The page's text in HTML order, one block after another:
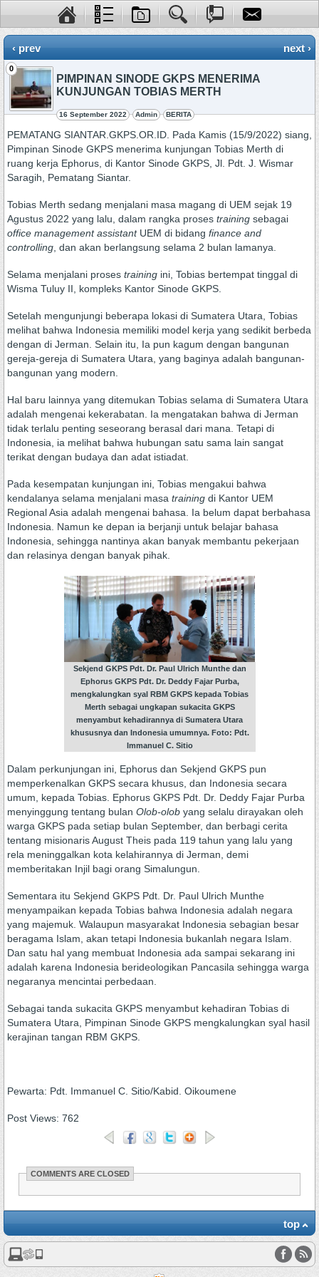
‹ prev next ›
0
PIMPINAN SINODE GKPS MENERIMA
KUNJUNGAN TOBIAS MERTH
16 September 2022 Admin BERITA
PEMATANG SIANTAR.GKPS.OR.ID. Pada Kamis (15/9/2022) siang,
Pimpinan Sinode GKPS menerima kunjungan Tobias Merth di
ruang kerja Ephorus, di Kantor Sinode GKPS, Jl. Pdt. J. Wismar
Saragih, Pematang Siantar.
Tobias Merth sedang menjalani masa magang di UEM sejak 19
Agustus 2022 yang lalu, dalam rangka proses training sebagai
office management assistant UEM di bidang finance and
controlling , dan akan berlangsung selama 2 bulan lamanya.
Selama menjalani proses training ini, Tobias bertempat tinggal di
Wisma Tuluy II, kompleks Kantor Sinode GKPS.
Setelah mengunjungi beberapa lokasi di Sumatera Utara, Tobias
melihat bahwa Indonesia memiliki model kerja yang sedikit berbeda
dengan di Jerman. Selain itu, Ia pun kagum dengan bangunan
gereja-gereja di Sumatera Utara, yang baginya adalah bangunan-
bangunan yang modern.
Hal baru lainnya yang ditemukan Tobias selama di Sumatera Utara
adalah mengenai kekerabatan. Ia mengatakan bahwa di Jerman
tidak terlalu penting seseorang berasal dari mana. Tetapi di
Indonesia, ia melihat bahwa hubungan satu sama lain sangat
terikat dengan budaya dan adat istiadat.
Pada kesempatan kunjungan ini, Tobias mengakui bahwa
kendalanya selama menjalani masa training di Kantor UEM
Regional Asia adalah mengenai bahasa. Ia belum dapat berbahasa
Indonesia. Namun ke depan ia berjanji untuk belajar bahasa
Indonesia, sehingga nantinya akan banyak membantu pekerjaan
dan relasinya dengan banyak pihak.
Sekjend GKPS Pdt. Dr. Paul Ulrich Munthe dan
Ephorus GKPS Pdt. Dr. Deddy Fajar Purba,
mengkalungkan syal RBM GKPS kepada Tobias
Merth sebagai ungkapan sukacita GKPS
menyambut kehadirannya di Sumatera Utara
khususnya dan Indonesia umumnya. Foto: Pdt.
Immanuel C. Sitio
Dalam perkunjungan ini, Ephorus dan Sekjend GKPS pun
memperkenalkan GKPS secara khusus, dan Indonesia secara
umum, kepada Tobias. Ephorus GKPS Pdt. Dr. Deddy Fajar Purba
menyinggung tentang bulan Olob-olob yang selalu dirayakan oleh
warga GKPS pada setiap bulan September, dan berbagi cerita
tentang misionaris August Theis pada 119 tahun yang lalu yang
rela meninggalkan kota kelahirannya di Jerman, demi
memberitakan Injil bagi orang Simalungun.
Sementara itu Sekjend GKPS Pdt. Dr. Paul Ulrich Munthe
menyampaikan kepada Tobias bahwa Indonesia adalah negara
yang majemuk. Walaupun masyarakat Indonesia sebagian besar
beragama Islam, akan tetapi Indonesia bukanlah negara Islam.
Dan satu hal yang membuat Indonesia ada sampai sekarang ini
adalah karena Indonesia berideologikan Pancasila sehingga warga
negaranya mencintai perbedaan.
Sebagai tanda sukacita GKPS menyambut kehadiran Tobias di
Sumatera Utara, Pimpinan Sinode GKPS mengkalungkan syal hasil
kerajinan tangan RBM GKPS.
Pewarta: Pdt. Immanuel C. Sitio/Kabid. Oikoumene
Post Views: 762
COMMENTS ARE CLOSED
top